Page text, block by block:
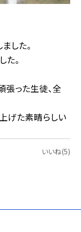
した。
。
張った生徒、全
げた素晴らしい
いいね(5)